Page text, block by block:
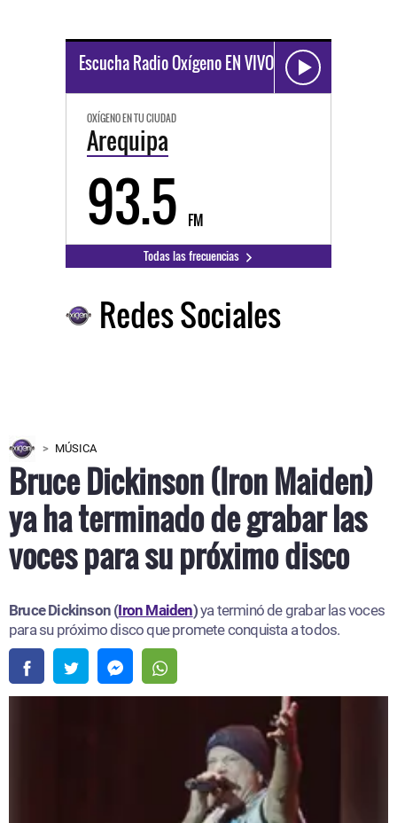
Escucha Radio Oxígeno EN VIVO
OXÍGENO EN TU CIUDAD
Arequipa
93.5 FM
Todas las frecuencias
Redes Sociales
MÚSICA
Bruce Dickinson (Iron Maiden)
ya ha terminado de grabar las
voces para su próximo disco
Bruce Dickinson (Iron Maiden)ya terminó de grabar las voces
para su próximo disco que promete conquista a todos.